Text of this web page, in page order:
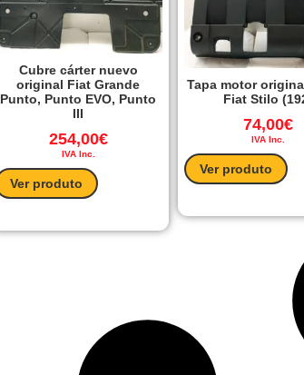
Cubre cárter nuevo
original Fiat Grande
Punto, Punto EVO, Punto
III
254,00€
IVA Inc.
Ver produto
Tapa motor
Fiat Stilo
74,00€
IVA Inc.
Ver produto